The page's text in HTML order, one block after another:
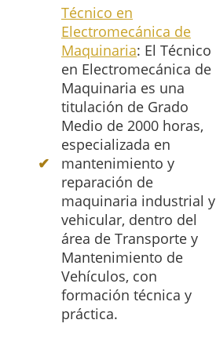
Técnico en
Electromecánica de
Maquinaria: El Técnico
en Electromecánica de
Maquinaria es una
titulación de Grado
Medio de 2000 horas,
especializada en
mantenimiento y
reparación de
maquinaria industrial y
vehicular, dentro del
área de Transporte y
Mantenimiento de
Vehículos, con
formación técnica y
práctica.